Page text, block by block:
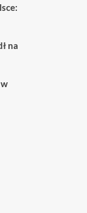
na